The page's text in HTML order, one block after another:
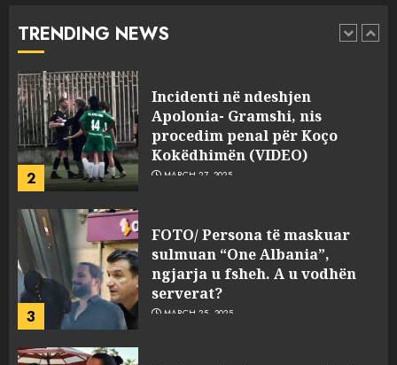
TRENDING NEWS
1
pasuri të pajustifikuar
2
Incidenti në ndeshjen
Apolonia- Gramshi, nis
procedim penal për Koço
Kokëdhimën (VIDEO)
MARCH 27, 2025
3
FOTO/ Persona të maskuar
sulmuan “One Albania”,
ngjarja u fsheh. A u vodhën
serverat?
MARCH 25, 2025